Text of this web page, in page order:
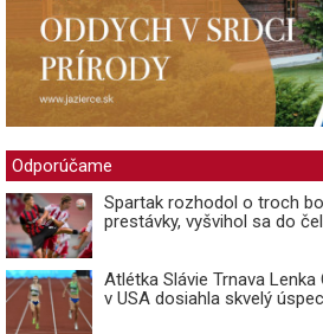
Odporúčame
Spartak rozhodol o troch
prestávky, vyšvihol sa do
Atlétka Slávie Trnava
v USA dosiahla skvelý